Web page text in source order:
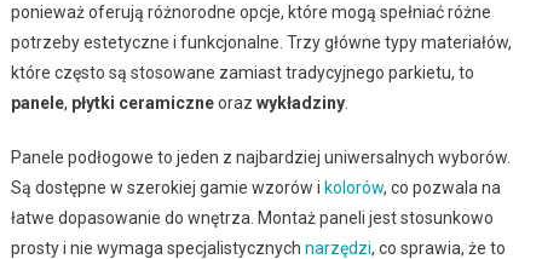
ponieważ oferują różnorodne opcje, które mogą spełniać różne
potrzeby estetyczne i funkcjonalne. Trzy główne typy materiałów,
które często są stosowane zamiast tradycyjnego parkietu, to
panele, płytki ceramiczneoraz wykładziny.
Panele podłogowe to jeden z najbardziej uniwersalnych wyborów.
Są dostępne w szerokiej gamie wzorów i kolorów, co pozwala na
łatwe dopasowanie do wnętrza. Montaż paneli jest stosunkowo
prosty i nie wymaga specjalistycznych narzędzi, co sprawia, że to